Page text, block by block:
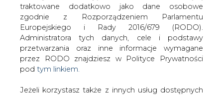
WŁĄCZ CIRE.TV
traktowane dodatkowo jako dane osobowe
zgodnie z Rozporządzeniem Parlamentu
Europejskiego i Rady 2016/679 (RODO).
Administratora tych danych, cele i podstawy
przetwarzania oraz inne informacje wymagane
przez RODO znajdziesz w Polityce Prywatności
pod tym linkiem.
Jeżeli korzystasz także z innych usług dostępnych